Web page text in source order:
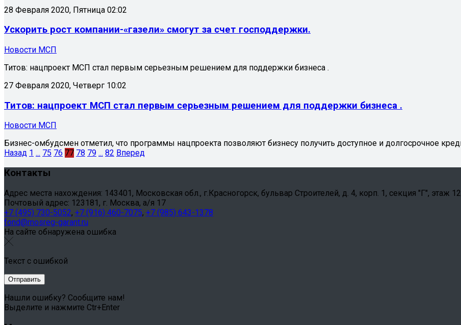
28 Февраля 2020, Пятница 02:02
Ускорить рост компании-«газели» смогут за счет господдержки.
Новости МСП
Титов: нацпроект МСП стал первым серьезным решением для поддержки бизнеса .
27 Февраля 2020, Четверг 10:02
Титов: нацпроект МСП стал первым серьезным решением для поддержки бизнеса .
Новости МСП
Бизнес-омбудсмен отметил, что программы нацпроекта позволяют бизнесу получить доступное и долгосрочное
Назад 1 ... 75 76 77 78 79 ... 82 Вперед
Контакты
Адрес места нахождения: 143401, Московская обл., г.Красногорск, бульвар Строителей, д. 4, корп. 1, секция "Г", этаж
Почтовый адрес: 123181, г. Москва, а/я 17
+7 (495) 730-5052, +7 (916) 460-7075, +7 (985) 643-1378
fond@mosreg-garant.ru
На сайте обнаружена ошибка
Текст с ошибкой
Нашли ошибку? Сообщите нам!
Выделите и нажмите Ctr+Enter